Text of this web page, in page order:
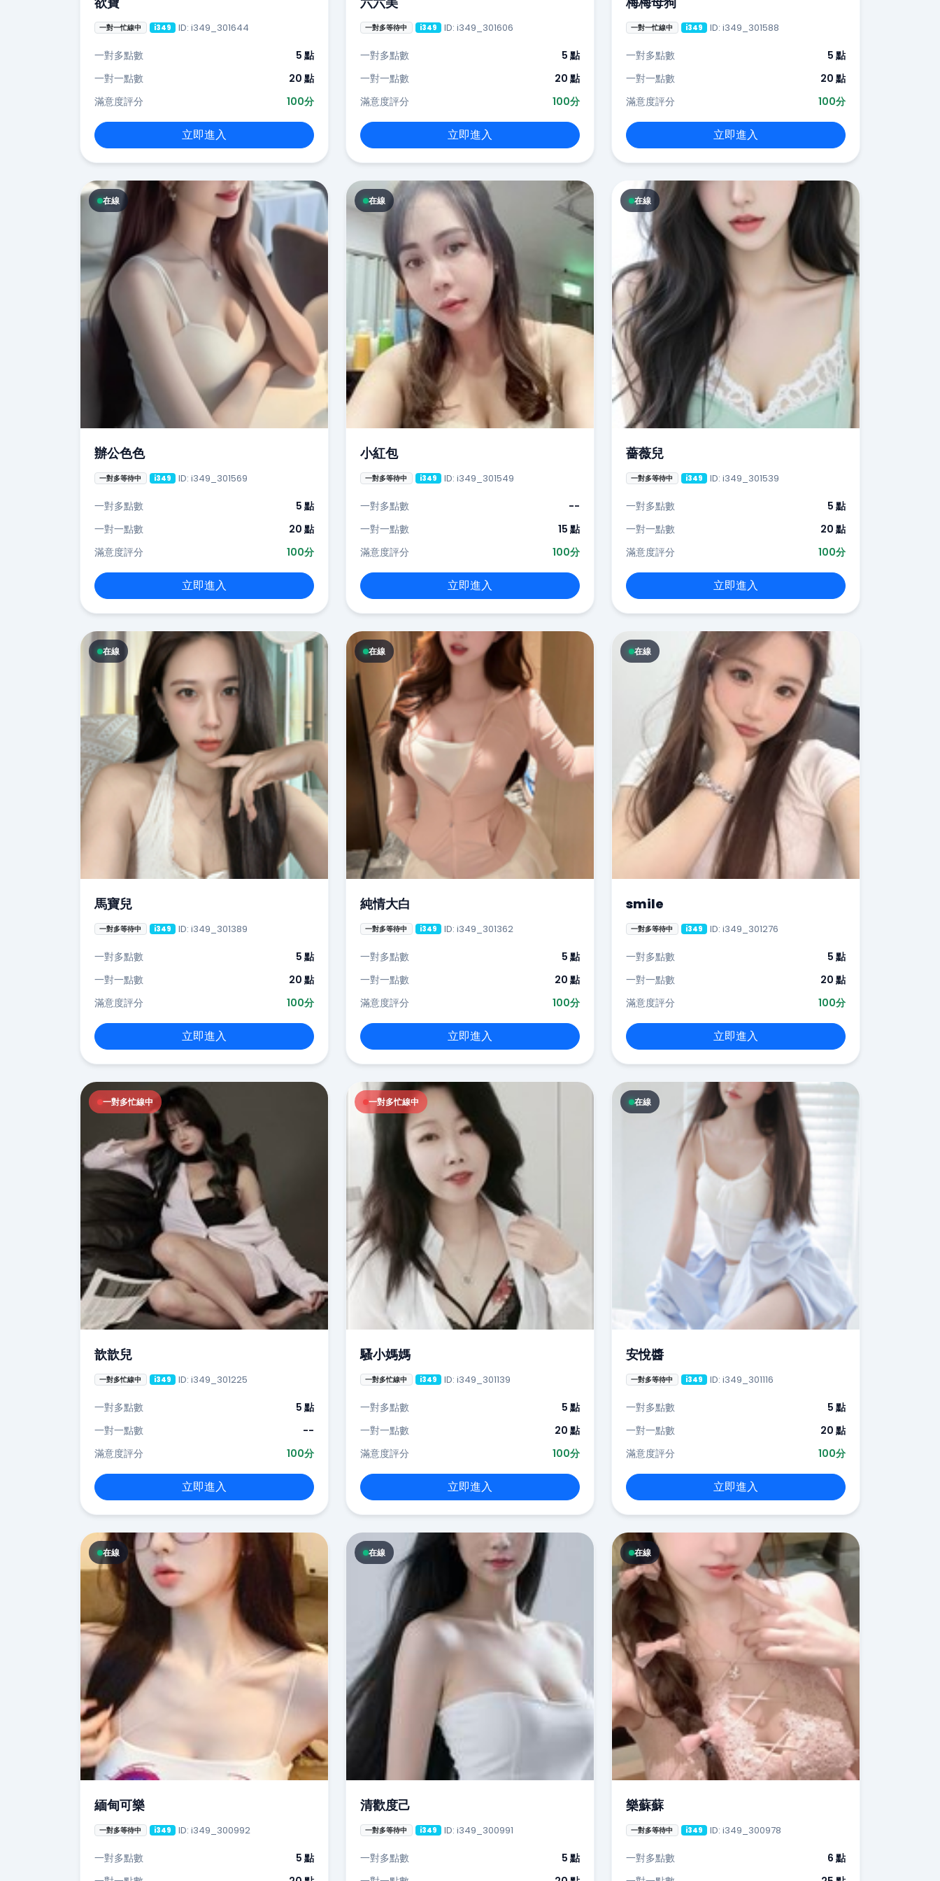
一對一忙線中 i349 ID: i349_301644
一對多點數
5 點
一對一點數
20 點
滿意度評分
100分
立即進入
一對多等待中 i349 ID: i349_301606
一對多點數
5 點
一對一點數
20 點
滿意度評分
100分
立即進入
一對一忙線中 i349 ID: i349_301588
一對多點數
5 點
一對一點數
20 點
滿意度評分
100分
立即進入
在線
辦公色色
一對多等待中 i349 ID: i349_301569
一對多點數
5 點
一對一點數
20 點
滿意度評分
100分
立即進入
在線
小紅包
一對多等待中 i349 ID: i349_301549
一對多點數
--
一對一點數
15 點
滿意度評分
100分
立即進入
在線
薔薇兒
一對多等待中 i349 ID: i349_301539
一對多點數
5 點
一對一點數
20 點
滿意度評分
100分
立即進入
在線
馬寶兒
一對多等待中 i349 ID: i349_301389
一對多點數
5 點
一對一點數
20 點
滿意度評分
100分
立即進入
在線
純情大白
一對多等待中 i349 ID: i349_301362
一對多點數
5 點
一對一點數
20 點
滿意度評分
100分
立即進入
在線
smile
一對多等待中 i349 ID: i349_301276
一對多點數
5 點
一對一點數
20 點
滿意度評分
100分
立即進入
一對多忙線中
歆歆兒
一對多忙線中 i349 ID: i349_301225
一對多點數
5 點
一對一點數
--
滿意度評分
100分
立即進入
一對多忙線中
騷小媽媽
一對多忙線中 i349 ID: i349_301139
一對多點數
5 點
一對一點數
20 點
滿意度評分
100分
立即進入
在線
安悅醬
一對多等待中 i349 ID: i349_301116
一對多點數
5 點
一對一點數
20 點
滿意度評分
100分
立即進入
在線
緬甸可樂
一對多等待中 i349 ID: i349_300992
一對多點數
5 點
在線
清歡度己
一對多等待中 i349 ID: i349_300991
一對多點數
5 點
在線
樂蘇蘇
一對多等待中 i349 ID: i349_300978
一對多點數
6 點